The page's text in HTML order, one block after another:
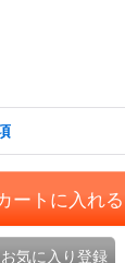
ートに入れる
お気に入り登録